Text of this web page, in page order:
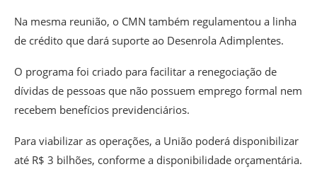
Na mesma reunião, o CMN também regulamentou a linha
de crédito que dará suporte ao Desenrola Adimplentes.
O programa foi criado para facilitar a renegociação de
dívidas de pessoas que não possuem emprego formal nem
recebem benefícios previdenciários.
Para viabilizar as operações, a União poderá disponibilizar
até R$ 3 bilhões, conforme a disponibilidade orçamentária.